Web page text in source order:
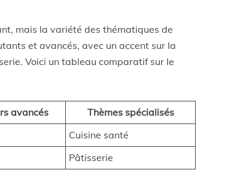
mais la variété des thématiques de
et avancés, avec un accent sur la
Voici un tableau comparatif sur le
avancés
Thèmes spécialisés
Cuisine santé
Pâtisserie